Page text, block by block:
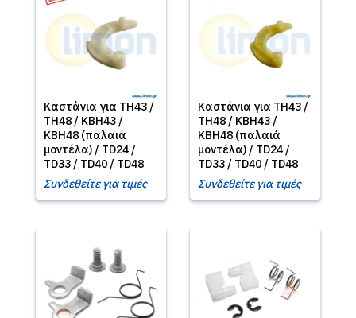
Καστάνια για TH43 /
TH48 / KBH43 /
KBH48 (παλαιά
μοντέλα) / TD24 /
TD33 / TD40 / TD48
Συνδεθείτε για τιμές
Καστάνια για TH43 /
TH48 / KBH43 /
KBH48 (παλαιά
μοντέλα) / TD24 /
TD33 / TD40 / TD48
Συνδεθείτε για τιμές